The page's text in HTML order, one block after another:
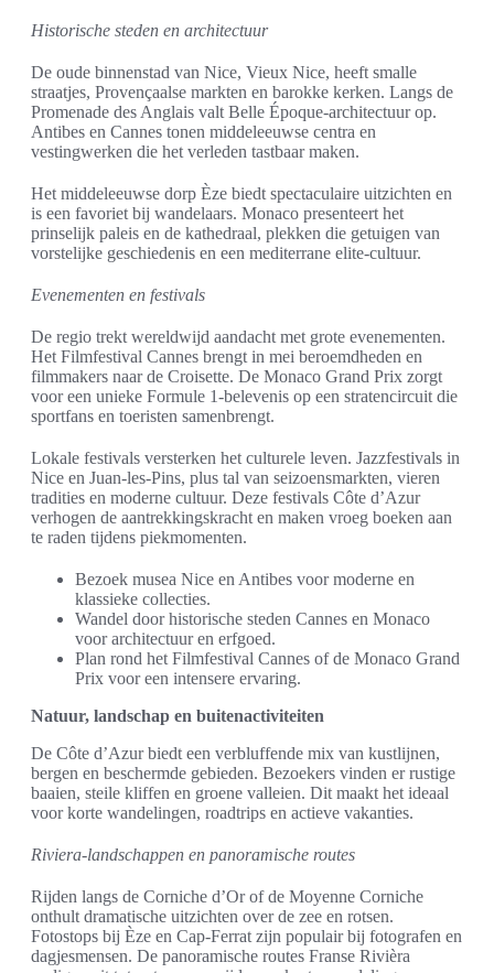
Historische steden en architectuur
De oude binnenstad van Nice, Vieux Nice, heeft smalle
straatjes, Provençaalse markten en barokke kerken. Langs de
Promenade des Anglais valt Belle Époque-architectuur op.
Antibes en Cannes tonen middeleeuwse centra en
vestingwerken die het verleden tastbaar maken.
Het middeleeuwse dorp Èze biedt spectaculaire uitzichten en
is een favoriet bij wandelaars. Monaco presenteert het
prinselijk paleis en de kathedraal, plekken die getuigen van
vorstelijke geschiedenis en een mediterrane elite-cultuur.
Evenementen en festivals
De regio trekt wereldwijd aandacht met grote evenementen.
Het Filmfestival Cannes brengt in mei beroemdheden en
filmmakers naar de Croisette. De Monaco Grand Prix zorgt
voor een unieke Formule 1-belevenis op een stratencircuit die
sportfans en toeristen samenbrengt.
Lokale festivals versterken het culturele leven. Jazzfestivals in
Nice en Juan-les-Pins, plus tal van seizoensmarkten, vieren
tradities en moderne cultuur. Deze festivals Côte d’Azur
verhogen de aantrekkingskracht en maken vroeg boeken aan
te raden tijdens piekmomenten.
Bezoek musea Nice en Antibes voor moderne en
klassieke collecties.
Wandel door historische steden Cannes en Monaco
voor architectuur en erfgoed.
Plan rond het Filmfestival Cannes of de Monaco Grand
Prix voor een intensere ervaring.
Natuur, landschap en buitenactiviteiten
De Côte d’Azur biedt een verbluffende mix van kustlijnen,
bergen en beschermde gebieden. Bezoekers vinden er rustige
baaien, steile kliffen en groene valleien. Dit maakt het ideaal
voor korte wandelingen, roadtrips en actieve vakanties.
Riviera-landschappen en panoramische routes
Rijden langs de Corniche d’Or of de Moyenne Corniche
onthult dramatische uitzichten over de zee en rotsen.
Fotostops bij Èze en Cap-Ferrat zijn populair bij fotografen en
dagjesmensen. De panoramische routes Franse Rivièra